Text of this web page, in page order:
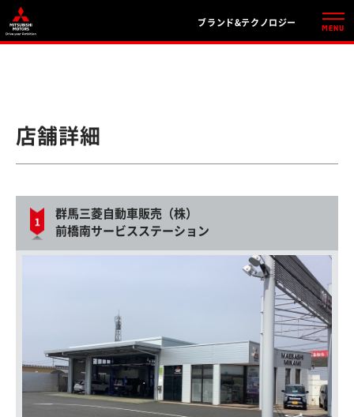
ブランド&テクノロジー
店舗詳細
群馬三菱自動車販売（株）
前橋南サービスステーション